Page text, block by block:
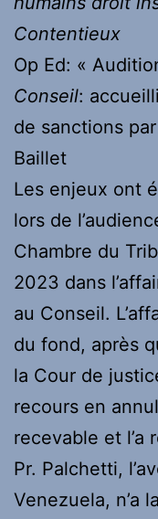
Contentieux
Op Ed: «
Conseil:
de sanctions
Baillet
Les enjeux ont
lors de
Chambre du
2023 dans
au Conseil.
du fond, après
la Cour de
recours en
recevable et l’a
Pr. Palchetti,
Venezuela, n’a